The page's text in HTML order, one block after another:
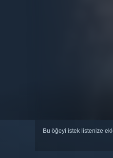
Bu öğeyi istek listenize